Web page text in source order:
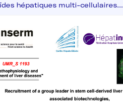
hépatiques multi-cellulaires...